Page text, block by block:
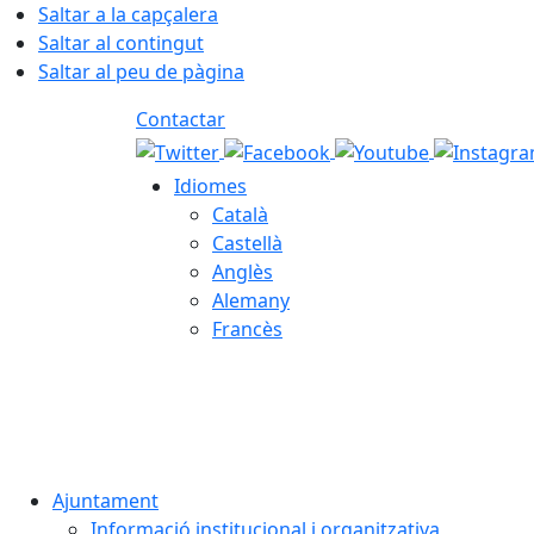
Saltar a la capçalera
Saltar al contingut
Saltar al peu de pàgina
Contactar
Idiomes
Català
Castellà
Anglès
Alemany
Francès
Ajuntament